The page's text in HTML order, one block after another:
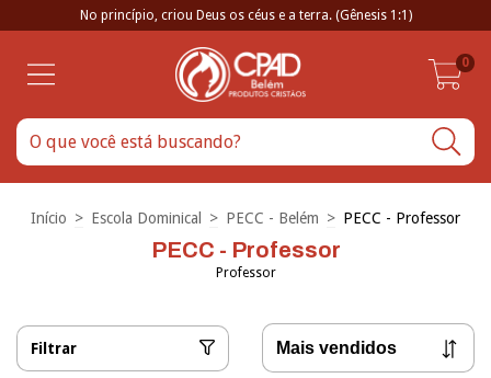
No princípio, criou Deus os céus e a terra. (Gênesis 1:1)
0
Início > Escola Dominical > PECC - Belém > PECC - Professor
PECC - Professor
Professor
Filtrar